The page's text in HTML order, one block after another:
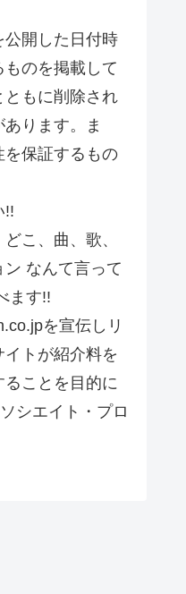
公開した日付時
のを掲載して
ともに削除され
ります。ま
を保証するもの
!!
こ、曲、歌、
なんて言って
ます!!
を宣伝しリ
トが紹介料を
ことを目的に
シエイト・プロ